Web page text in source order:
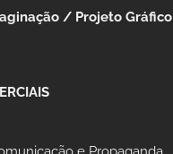
/ Projeto Gráfico